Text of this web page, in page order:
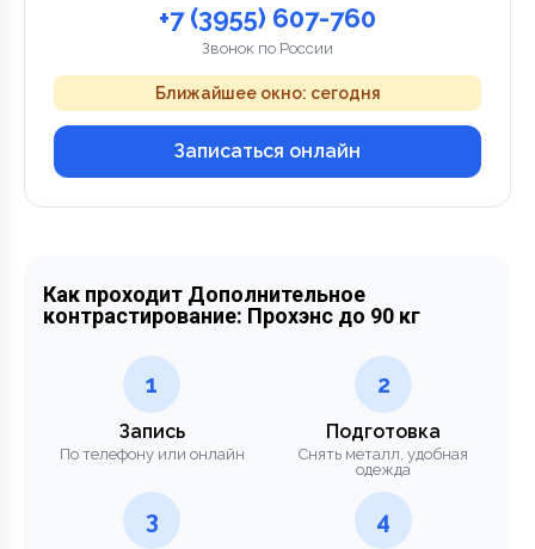
+7 (3955) 607-760
Звонок по России
Ближайшее окно: сегодня
Записаться онлайн
Как проходит Дополнительное
контрастирование: Прохэнс до 90 кг
1
Запись
По телефону или онлайн
2
Подготовка
Снять металл, удобная
одежда
3 4